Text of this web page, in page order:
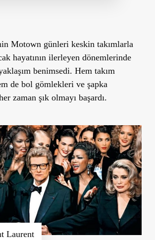
Motown günleri keskin takımlarla
hayatının ilerleyen dönemlerinde
benimsedi. Hem takım
de bol gömlekleri ve şapka
zaman şık olmayı başardı.
Laurent